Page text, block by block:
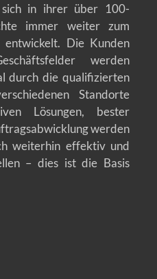
in ihrer über 100-
immer weiter zum
entwickelt. Die Kunden
werden
durch die qualifizierten
Standorte
Lösungen, bester
werden
weiterhin effektiv und
– dies ist die Basis